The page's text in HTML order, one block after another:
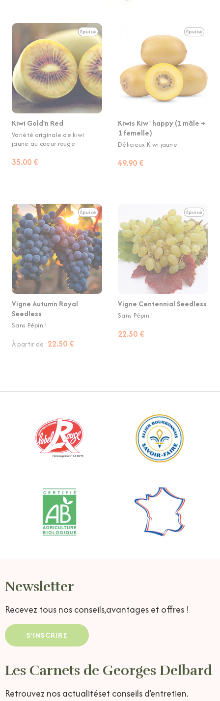
Épuisé
Kiwi Gold'n Red
Variété originale de kiwi
jaune au coeur rouge
35.00 €
Épuisé
Kiwis Kiw´happy (1 mâle +
1 femelle)
Délicieux Kiwi jaune
49.90 €
Épuisé
Vigne Autumn Royal
Seedless
Sans Pépin !
À partir de 22.50 €
Épuisé
Vigne Centennial Seedless
Sans Pépin !
22.50 €
Newsletter
Recevez tous nos conseils,avantages et offres !
S'INSCRIRE
Les Carnets de Georges Delbard
Retrouvez nos actualitéset conseils d’entretien.